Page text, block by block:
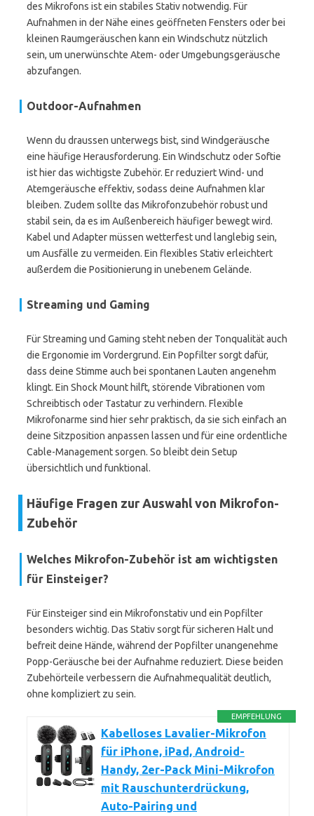
des Mikrofons ist ein stabiles Stativ notwendig. Für
Aufnahmen in der Nähe eines geöffneten Fensters oder bei
kleinen Raumgeräuschen kann ein Windschutz nützlich
sein, um unerwünschte Atem- oder Umgebungsgeräusche
abzufangen.
Outdoor-Aufnahmen
Wenn du draussen unterwegs bist, sind Windgeräusche
eine häufige Herausforderung. Ein Windschutz oder Softie
ist hier das wichtigste Zubehör. Er reduziert Wind- und
Atemgeräusche effektiv, sodass deine Aufnahmen klar
bleiben. Zudem sollte das Mikrofonzubehör robust und
stabil sein, da es im Außenbereich häufiger bewegt wird.
Kabel und Adapter müssen wetterfest und langlebig sein,
um Ausfälle zu vermeiden. Ein flexibles Stativ erleichtert
außerdem die Positionierung in unebenem Gelände.
Streaming und Gaming
Für Streaming und Gaming steht neben der Tonqualität auch
die Ergonomie im Vordergrund. Ein Popfilter sorgt dafür,
dass deine Stimme auch bei spontanen Lauten angenehm
klingt. Ein Shock Mount hilft, störende Vibrationen vom
Schreibtisch oder Tastatur zu verhindern. Flexible
Mikrofonarme sind hier sehr praktisch, da sie sich einfach an
deine Sitzposition anpassen lassen und für eine ordentliche
Cable-Management sorgen. So bleibt dein Setup
übersichtlich und funktional.
Häufige Fragen zur Auswahl von Mikrofon-
Zubehör
Welches Mikrofon-Zubehör ist am wichtigsten
für Einsteiger?
Für Einsteiger sind ein Mikrofonstativ und ein Popfilter
besonders wichtig. Das Stativ sorgt für sicheren Halt und
befreit deine Hände, während der Popfilter unangenehme
Popp-Geräusche bei der Aufnahme reduziert. Diese beiden
Zubehörteile verbessern die Aufnahmequalität deutlich,
ohne kompliziert zu sein.
EMPFEHLUNG
Kabelloses Lavalier-Mikrofon
für iPhone, iPad, Android-
Handy, 2er-Pack Mini-Mikrofon
mit Rauschunterdrückung,
Auto-Pairing und